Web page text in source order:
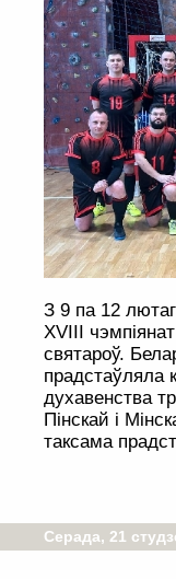
З 9 па 12
XVIII
святароў.
прадстаўляла
духавенства
Пінскай і
таксама
Серада, 21